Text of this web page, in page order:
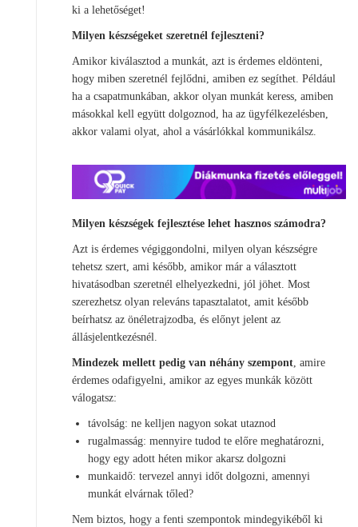
ki a lehetőséget!
Milyen készségeket szeretnél fejleszteni?
Amikor kiválasztod a munkát, azt is érdemes eldönteni,
hogy miben szeretnél fejlődni, amiben ez segíthet. Például
ha a csapatmunkában, akkor olyan munkát keress, amiben
másokkal kell együtt dolgoznod, ha az ügyfélkezelésben,
akkor valami olyat, ahol a vásárlókkal kommunikálsz.
Milyen készségek fejlesztése lehet hasznos számodra?
Azt is érdemes végiggondolni, milyen olyan készségre
tehetsz szert, ami később, amikor már a választott
hivatásodban szeretnél elhelyezkedni, jól jöhet. Most
szerezhetsz olyan releváns tapasztalatot, amit később
beírhatsz az önéletrajzodba, és előnyt jelent az
állásjelentkezésnél.
Mindezek mellett pedig van néhány szempont , amire
érdemes odafigyelni, amikor az egyes munkák között
válogatsz:
távolság: ne kelljen nagyon sokat utaznod
rugalmasság: mennyire tudod te előre meghatározni,
hogy egy adott héten mikor akarsz dolgozni
munkaidő: tervezel annyi időt dolgozni, amennyi
munkát elvárnak tőled?
Nem biztos, hogy a fenti szempontok mindegyikéből ki